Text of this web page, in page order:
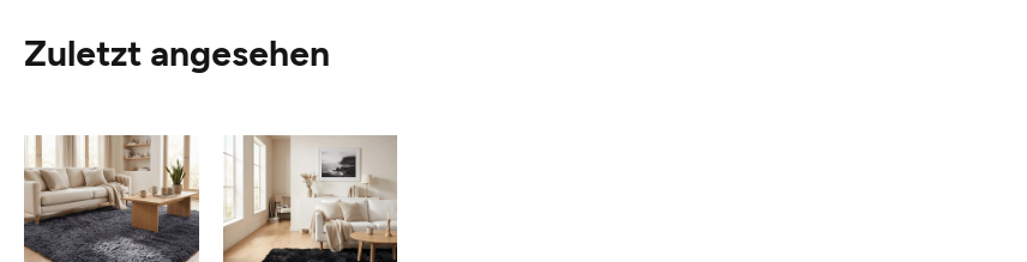
Zuletzt angesehen